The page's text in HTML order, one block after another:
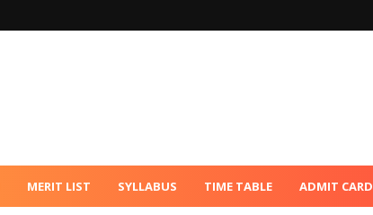
MERIT LIST SYLLABUS TIME TABLE ADMIT CARD